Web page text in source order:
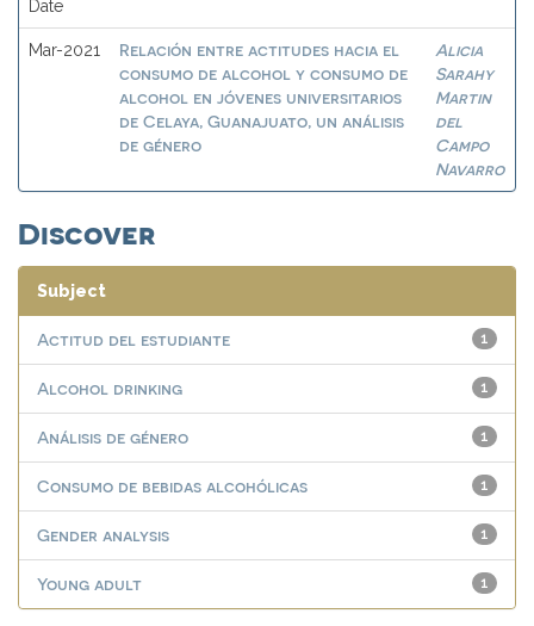
Date
Mar-2021
Relación entre actitudes hacia el
consumo de alcohol y consumo de
alcohol en jóvenes universitarios
de Celaya, Guanajuato, un análisis
de género
Alicia
Sarahy
Martin
del
Campo
Navarro
Discover
Subject
1
Actitud del estudiante
1
Alcohol drinking
1
Análisis de género
1
Consumo de bebidas alcohólicas
1
Gender analysis
1
Young adult